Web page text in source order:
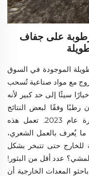
على جفاف
الموجودة في السوق
مع مواد صناعية تُسحب
سيئًا إلى حد كبير لأنه
وفقًا لبعض النتائج
الحديثة من مجلة علوم النسيج الصادرة عام 2023. تعمل هذه
ما يُعرف بالعمل الشعري،
حتى تتبخر بشكل
عدد أقل من البثور!
المعدات الخارجية أن